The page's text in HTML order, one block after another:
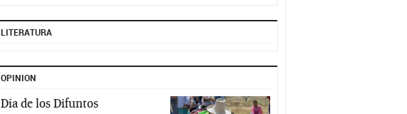
LITERATURA
OPINION
Día de los Difuntos